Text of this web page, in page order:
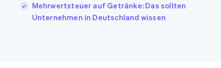
Mehrwertsteuer auf Getränke: Das sollten
Unternehmen in Deutschland wissen
Kanada
EnglishFrançais